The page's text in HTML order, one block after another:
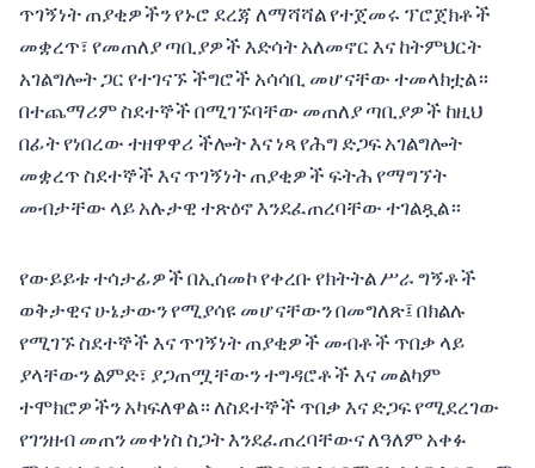
ጥገኝነት ጠያቂዎችን የኑሮ ደረጃ ለማሻሻል የተጀመሩ ፕሮጀክቶች
መቋረጥ፣ የመጠለያ ጣቢያዎች እድሳት አለመኖር እና ከትምህርት
አገልግሎት ጋር የተገናኙ ችግሮች አሳሳቢ መሆናቸው ተመላክቷል።
በተጨማሪም ስደተኞች በሚገኙባቸው መጠለያ ጣቢያዎች ከዚህ
በፊት የነበረው ተዘዋዋሪ ችሎት እና ነጻ የሕግ ድጋፍ አገልግሎት
መቋረጥ ስደተኞች እና ጥገኝነት ጠያቂዎች ፍትሕ የማግኘት
መብታቸው ላይ አሉታዊ ተጽዕኖ እንደፈጠረባቸው ተገልጿል።
የውይይቱ ተሳታፊዎች በኢሰመኮ የቀረቡ የክትትል ሥራ ግኝቶች
ወቅታዊና ሁኔታውን የሚያሳዩ መሆናቸውን በመግለጽ፤ በክልሉ
የሚገኙ ስደተኞች እና ጥገኝነት ጠያቂዎች መብቶች ጥበቃ ላይ
ያላቸውን ልምድ፣ ያጋጠሟቸውን ተግዳሮቶች እና መልካም
ተሞክሮዎችን አካፍለዋል። ለስደተኞች ጥበቃ እና ድጋፍ የሚደረገው
የገንዘብ መጠን መቀነስ ስጋት እንደፈጠረባቸውና ለዓለም አቀፉ